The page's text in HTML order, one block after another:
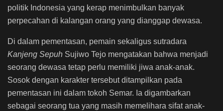
politik Indonesia yang kerap menimbulkan banyak
perpecahan di kalangan orang yang dianggap dewasa.
Di dalam pementasan, pemain sekaligus sutradara
Kanjeng Sepuh Sujiwo Tejo mengatakan bahwa menjadi
seorang dewasa tetap perlu memiliki jiwa anak-anak.
Sosok dengan karakter tersebut ditampilkan pada
pementasan ini dalam tokoh Semar. Ia digambarkan
sebagai seorang tua yang masih memelihara sifat anak-